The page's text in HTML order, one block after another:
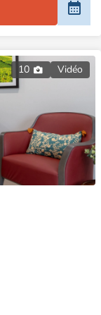
10 Vidéo